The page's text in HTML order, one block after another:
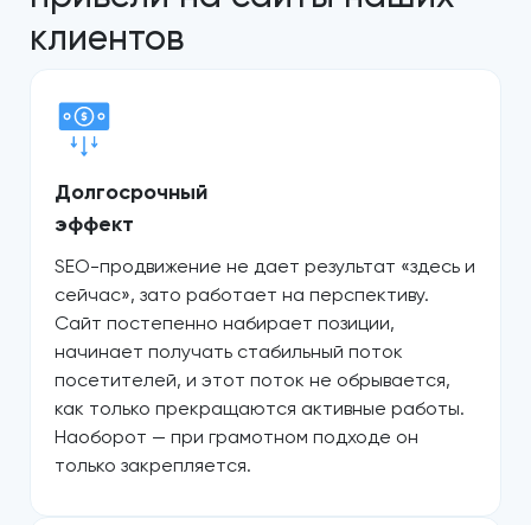
клиентов
Долгосрочный
эффект
SEO-продвижение не дает результат «здесь и
сейчас», зато работает на перспективу.
Сайт постепенно набирает позиции,
начинает получать стабильный поток
посетителей, и этот поток не обрывается,
как только прекращаются активные работы.
Наоборот — при грамотном подходе он
только закрепляется.